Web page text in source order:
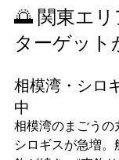
🌅 関東エ
ターゲット
相模湾・シロ
中
相模湾のまごう
シロギスが急増。